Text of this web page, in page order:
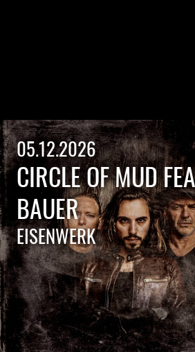
05.12.2026
CIRCLE OF MUD
BAUER
EISENWERK